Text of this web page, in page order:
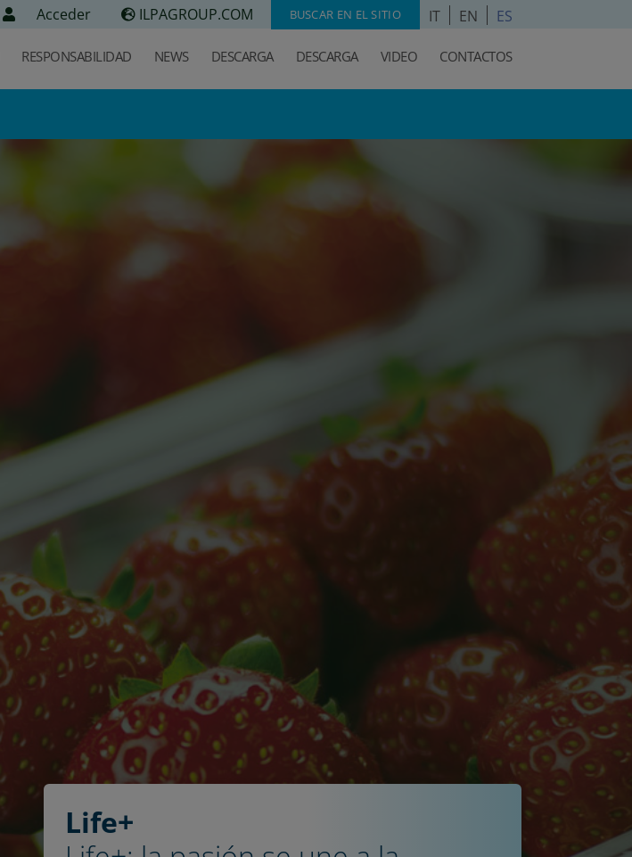
IT EN ES
BUSCAR EN EL SITIO
ILPAGROUP.COM
Acceder
RESPONSABILIDAD NEWS DESCARGA DESCARGA VIDEO CONTACTOS
Life+